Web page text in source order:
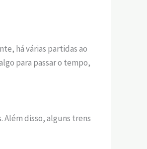
há várias partidas ao
para passar o tempo,
Além disso, alguns trens